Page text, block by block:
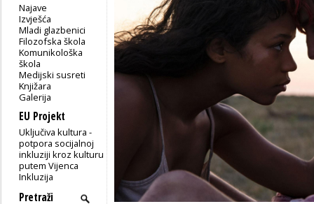
Najave
Izvješća
Mladi glazbenici
Filozofska škola
Komunikološka
škola
Medijski susreti
Knjižara
Galerija
EU Projekt
Uključiva kultura -
potpora socijalnoj
inkluziji kroz kulturu
putem Vijenca
Inkluzija